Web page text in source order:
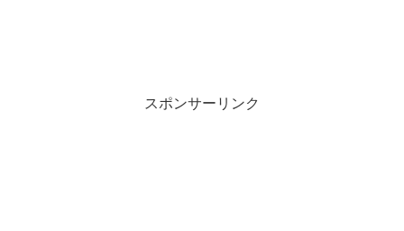
スポンサーリンク